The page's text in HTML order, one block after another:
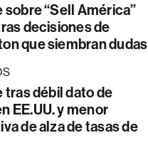
sobre “Sell América”
decisiones de
que siembran dudas
tras débil dato de
EE.UU. y menor
de alza de tasas de